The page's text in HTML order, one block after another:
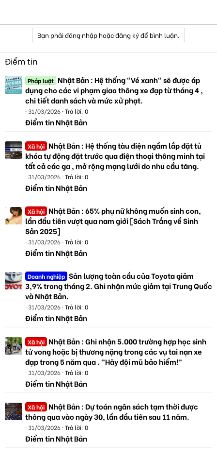
Bạn phải đăng nhập hoặc đăng ký để bình luận.
Điểm tin
Pháp luật Nhật Bản : Hệ thống "Vé xanh" sẽ được áp
dụng cho các vi phạm giao thông xe đạp từ tháng 4 ,
chi tiết danh sách và mức xử phạt.
31/03/2026 Trả lời: 0
Điểm tin Nhật Bản
Xã hội Nhật Bản : Hệ thống tàu điện ngầm lắp đặt tủ
khóa tự động đặt trước qua điện thoại thông minh tại
tất cả các ga , mở rộng mạng lưới do nhu cầu tăng.
31/03/2026 Trả lời: 0
Điểm tin Nhật Bản
Xã hội Nhật Bản : 65% phụ nữ không muốn sinh con,
lần đầu tiên vượt qua nam giới [Sách Trắng về Sinh
Sản 2025]
31/03/2026 Trả lời: 0
Điểm tin Nhật Bản
Doanh nghiệp Sản lượng toàn cầu của Toyota giảm
3,9% trong tháng 2. Ghi nhận mức giảm tại Trung Quốc
và Nhật Bản.
31/03/2026 Trả lời: 0
Điểm tin Nhật Bản
Xã hội Nhật Bản : Ghi nhận 5.000 trường hợp học sinh
tử vong hoặc bị thương nặng trong các vụ tai nạn xe
đạp trong 5 năm qua . "Hãy đội mũ bảo hiểm!"
31/03/2026 Trả lời: 0
Điểm tin Nhật Bản
Xã hội Nhật Bản : Dự toán ngân sách tạm thời được
thông qua vào ngày 30, lần đầu tiên sau 11 năm.
31/03/2026 Trả lời: 0
Điểm tin Nhật Bản